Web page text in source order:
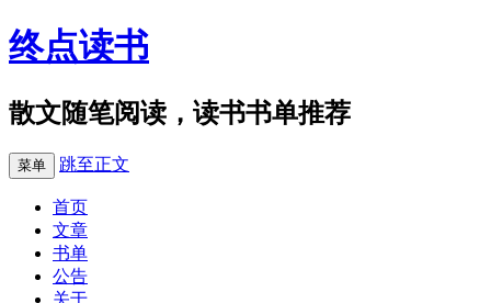
终点读书
散文随笔阅读，读书书单推荐
菜单 跳至正文
首页
文章
书单
公告
关于